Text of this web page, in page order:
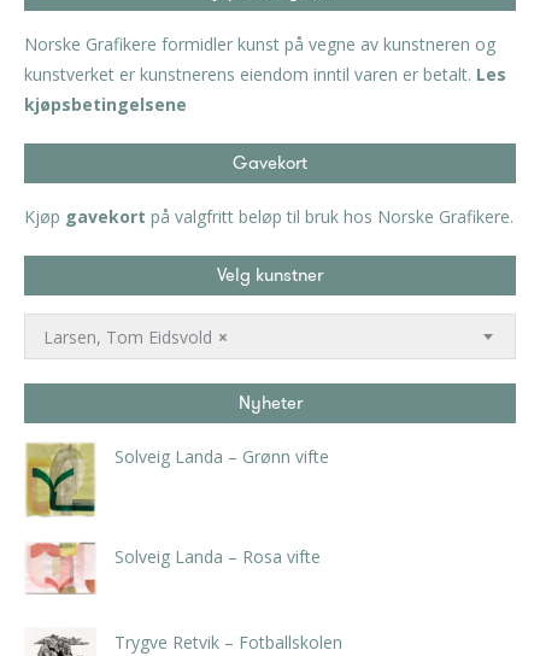
Norske Grafikere formidler kunst på vegne av kunstneren og
kunstverket er kunstnerens eiendom inntil varen er betalt. Les
kjøpsbetingelsene
Gavekort
Kjøp gavekort på valgfritt beløp til bruk hos Norske Grafikere.
Velg kunstner
×
Larsen, Tom Eidsvold
Nyheter
Solveig Landa – Grønn vifte
Solveig Landa – Rosa vifte
Trygve Retvik – Fotballskolen